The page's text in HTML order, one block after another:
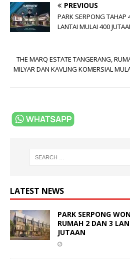
PREVIOUS
PARK SERPONG TAHAP
LANTAI MULAI 400
THE MARQ ESTATE TANGERANG,
MILYAR DAN KAVLING KOMERSIAL
LATEST NEWS
PARK SERPONG
RUMAH 2 DAN 3
JUTAAN